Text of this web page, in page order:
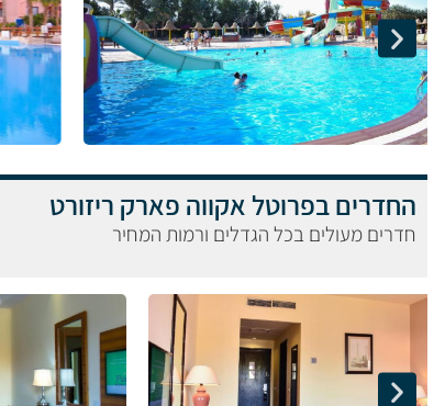
החדרים בפרוטל אקווה פארק ריזורט
חדרים מעולים בכל הגדלים ורמות המחיר